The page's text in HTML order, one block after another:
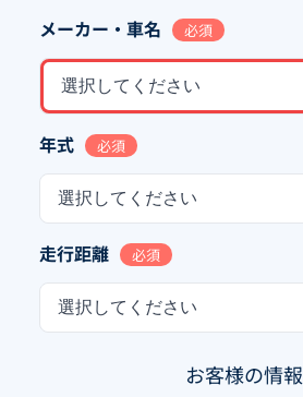
メーカー・車名 必須
選択してください
年式 必須
選択してください
走行距離 必須
選択してください
お客様の情報